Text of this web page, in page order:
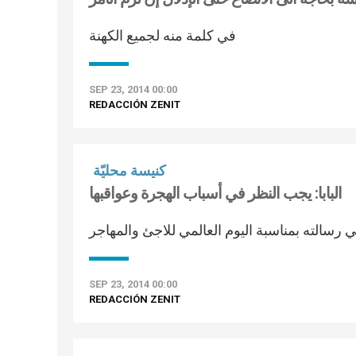
في كلمة منه لجميع الكهنة
SEP 23, 2014 00:00
REDACCIÓN ZENIT
كنيسة محليّة
البابا: يجب النظر في أسباب الهجرة وعواقبها
رسالته بمناسبة اليوم العالمي للاجئ والمهاجر
SEP 23, 2014 00:00
REDACCIÓN ZENIT